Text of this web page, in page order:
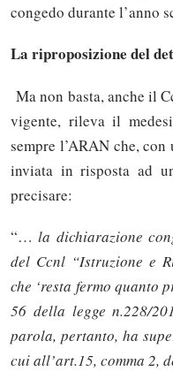
congedo durante l’anno
La riproposizione del
Ma non basta, anche il
vigente, rileva il
sempre l’ARAN che,
inviata in risposta ad
precisare:
“…la dichiarazione
del Ccnl “Istruzione e
che ‘resta fermo quanto
56 della legge n.228/
parola, pertanto, ha
cui all’art.15, comma 2,